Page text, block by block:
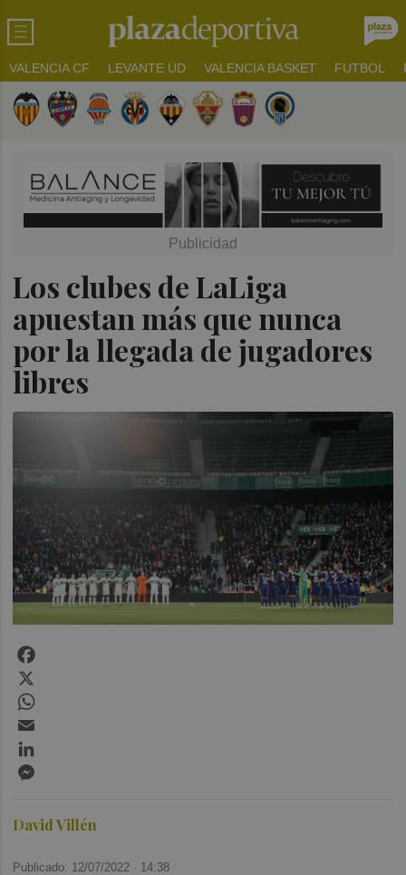
VALENCIA CF LEVANTE UD VALENCIA BASKET FUTBOL
Los clubes de LaLiga
apuestan más que nunca
por la llegada de jugadores
libres
David Villén
Publicado: 12/07/2022 · 14:38